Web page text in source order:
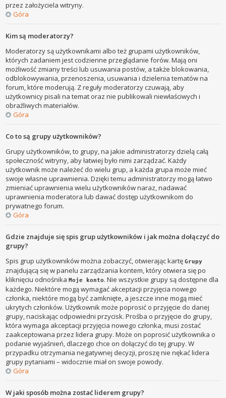
przez założyciela witryny.
Góra
Kim są moderatorzy?
Moderatorzy są użytkownikami albo też grupami użytkowników,
których zadaniem jest codzienne przeglądanie forów. Mają oni
możliwość zmiany treści lub usuwania postów, a także blokowania,
odblokowywania, przenoszenia, usuwania i dzielenia tematów na
forum, które moderują. Z reguły moderatorzy czuwają, aby
użytkownicy pisali na temat oraz nie publikowali niewłaściwych i
obraźliwych materiałów.
Góra
Co to są grupy użytkowników?
Grupy użytkowników, to grupy, na jakie administratorzy dzielą całą
społeczność witryny, aby łatwiej było nimi zarządzać. Każdy
użytkownik może należeć do wielu grup, a każda grupa może mieć
swoje własne uprawnienia. Dzięki temu administratorzy mogą łatwo
zmieniać uprawnienia wielu użytkowników naraz, nadawać
uprawnienia moderatora lub dawać dostęp użytkownikom do
prywatnego forum.
Góra
Gdzie znajduje się spis grup użytkowników i jak można dołączyć do
grupy?
Spis grup użytkowników można zobaczyć, otwierając kartęGrupy
znajdującą się w panelu zarządzania kontem, który otwiera się po
kliknięciu odnośnikaMoje konto. Nie wszystkie grupy są dostępne dla
każdego. Niektóre mogą wymagać akceptacji przyjęcia nowego
członka, niektóre mogą być zamknięte, a jeszcze inne mogą mieć
ukrytych członków. Użytkownik może poprosić o przyjęcie do danej
grupy, naciskając odpowiedni przycisk. Prośba o przyjęcie do grupy,
która wymaga akceptacji przyjęcia nowego członka, musi zostać
zaakceptowana przez lidera grupy. Może on poprosić użytkownika o
podanie wyjaśnień, dlaczego chce on dołączyć do tej grupy. W
przypadku otrzymania negatywnej decyzji, proszę nie nękać lidera
grupy pytaniami – widocznie miał on swoje powody.
Góra
W jaki sposób można zostać liderem grupy?